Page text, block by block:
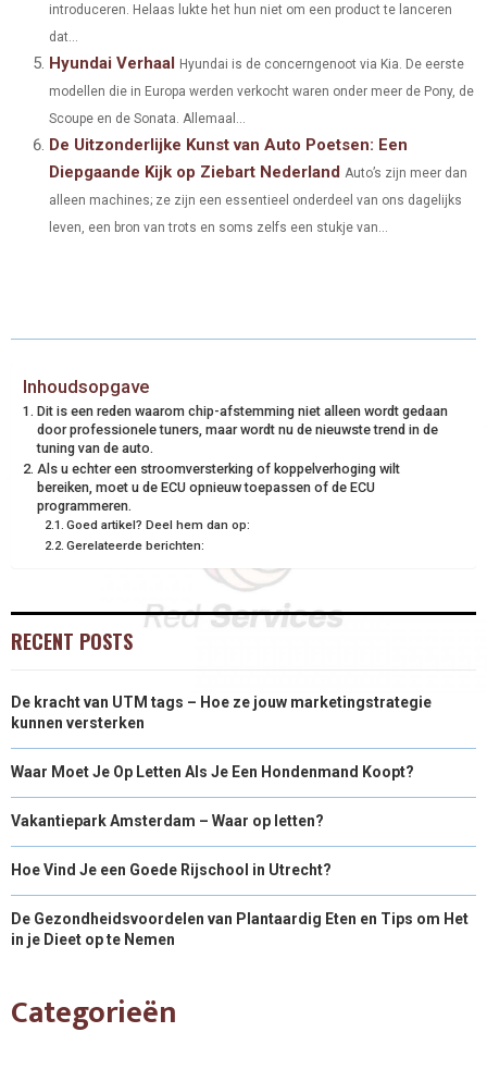
introduceren. Helaas lukte het hun niet om een product te lanceren
dat...
Hyundai Verhaal Hyundai is de concerngenoot via Kia. De eerste
modellen die in Europa werden verkocht waren onder meer de Pony, de
Scoupe en de Sonata. Allemaal...
De Uitzonderlijke Kunst van Auto Poetsen: Een
Diepgaande Kijk op Ziebart Nederland Auto’s zijn meer dan
alleen machines; ze zijn een essentieel onderdeel van ons dagelijks
leven, een bron van trots en soms zelfs een stukje van...
Inhoudsopgave
Dit is een reden waarom chip-afstemming niet alleen wordt gedaan
door professionele tuners, maar wordt nu de nieuwste trend in de
tuning van de auto.
Als u echter een stroomversterking of koppelverhoging wilt
bereiken, moet u de ECU opnieuw toepassen of de ECU
programmeren.
Goed artikel? Deel hem dan op:
Gerelateerde berichten:
RECENT POSTS
De kracht van UTM tags – Hoe ze jouw marketingstrategie
kunnen versterken
Waar Moet Je Op Letten Als Je Een Hondenmand Koopt?
Vakantiepark Amsterdam – Waar op letten?
Hoe Vind Je een Goede Rijschool in Utrecht?
De Gezondheidsvoordelen van Plantaardig Eten en Tips om Het
in je Dieet op te Nemen
Categorieën